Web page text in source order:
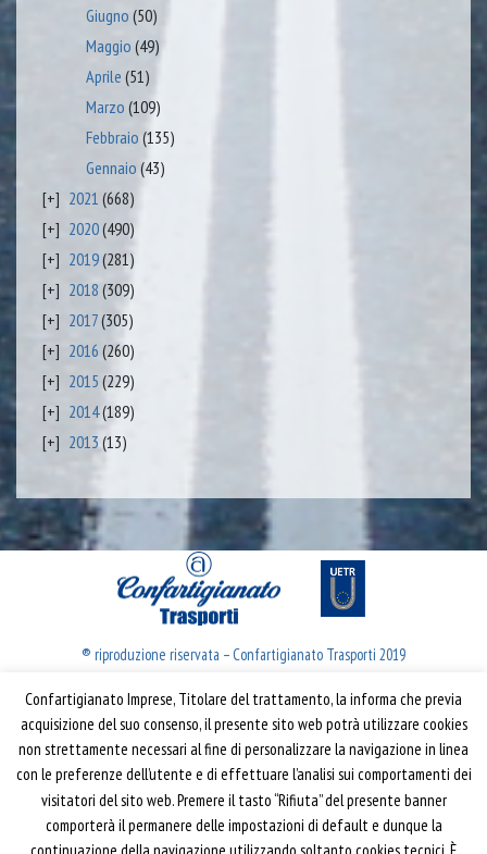
Giugno (50)
Maggio (49)
Aprile (51)
Marzo (109)
Febbraio (135)
Gennaio (43)
2021 (668)
2020(490)
2019(281)
2018 (309)
2017(305)
2016 (260)
2015 (229)
2014(189)
2013 (13)
® riproduzione riservata – Confartigianato Trasporti 2019
Confartigianato Trasporti
Via S. Giovanni in Laterano, 152 | 00184 Roma
T: 06 70374.275
trasporti@confartigianato.it
confartigianatotrasporti@pec.it
Confartigianato Imprese, Titolare del trattamento, la informa che previa
acquisizione del suo consenso, il presente sito web potrà utilizzare cookies
non strettamente necessari al fine di personalizzare la navigazione in linea
con le preferenze dell’utente e di effettuare l’analisi sui comportamenti dei
visitatori del sito web. Premere il tasto “Rifiuta” del presente banner
comporterà il permanere delle impostazioni di default e dunque la